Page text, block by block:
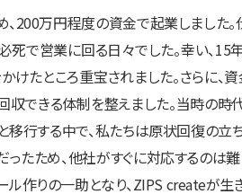
200万円程度の資金で起業しました
で営業に回る日々でした。幸い、15
けたところ重宝されました。さらに、
できる体制を整えました。当時の時
移行する中で、私たちは原状回復の
たため、他社がすぐに対応するのは
作りの一助となり、ZIPS createが